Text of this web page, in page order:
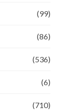
(99)
(86)
(536)
(6)
(710)